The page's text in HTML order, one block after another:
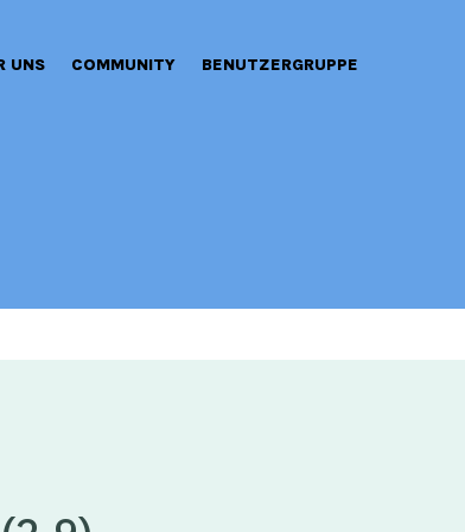
UNS COMMUNITY BENUTZERGRUPPE